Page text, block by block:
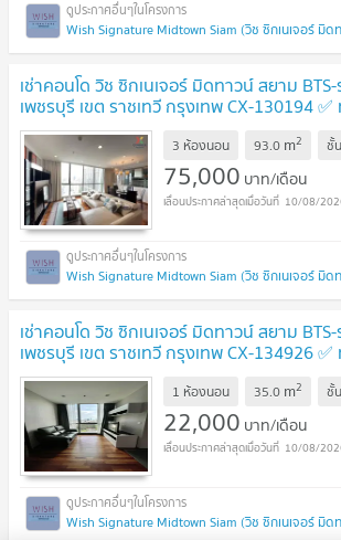
Wish Signature Midtown Siam (วิช ซิกเนเจอร์ มิด
เช่าคอนโด วิช ซิกเนเจอร์ มิดทาวน์ สยาม
เพชรบุรี เขต ราชเทวี กรุงเทพ CX-130194 ✅
@connexproperty ตอบทันที ทีมงานมืออาชีพ
3 ห้องนอน 93.0 m2 ชั้น
75,000 บาท/เดือน
10/08/
Wish Signature Midtown Siam (วิช ซิกเนเจอร์ มิด
เช่าคอนโด วิช ซิกเนเจอร์ มิดทาวน์ สยาม
เพชรบุรี เขต ราชเทวี กรุงเทพ CX-134926 ✅
@connexproperty ตอบทันที ทีมงานมืออาชีพ
1 ห้องนอน 35.0 m2 ชั้น
22,000 บาท/เดือน
10/08/
Wish Signature Midtown Siam (วิช ซิกเนเจอร์ มิด